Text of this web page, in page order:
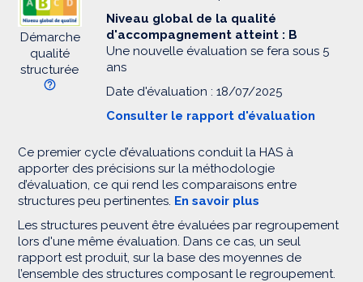
Démarche
qualité
structurée
Niveau global de la qualité
d'accompagnement atteint : B
Une nouvelle évaluation se fera sous 5
ans
Date d'évaluation : 18/07/2025
Consulter le rapport d'évaluation
Ce premier cycle d’évaluations conduit la HAS à
apporter des précisions sur la méthodologie
d’évaluation, ce qui rend les comparaisons entre
structures peu pertinentes. En savoir plus
Les structures peuvent être évaluées par regroupement
lors d'une même évaluation. Dans ce cas, un seul
rapport est produit, sur la base des moyennes de
l’ensemble des structures composant le regroupement.